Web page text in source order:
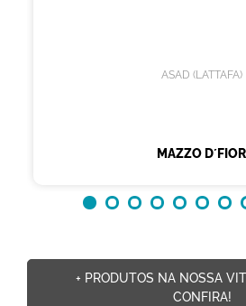
ASAD (LATTAFA)
MAZZO D´FIOR
+ PRODUTOS NA NOSSA
CONFIRA!